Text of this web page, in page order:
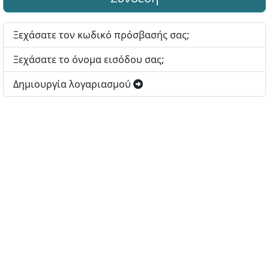
Ξεχάσατε τον κωδικό πρόσβασής σας;
Ξεχάσατε το όνομα εισόδου σας;
Δημιουργία λογαριασμού